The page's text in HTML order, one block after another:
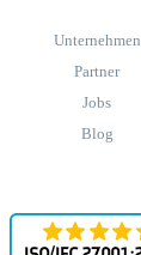
Unternehmen
Partner
Jobs
Blog